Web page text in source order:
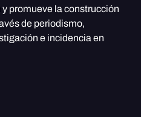
promueve la construcción
de periodismo,
e incidencia en